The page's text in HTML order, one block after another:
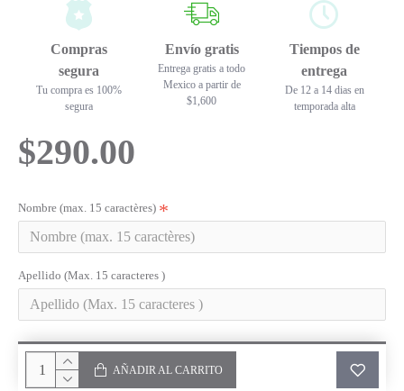
Compras
segura
Tu compra es 100%
segura
Envío gratis
Entrega gratis a todo
Mexico a partir de
$1,600
Tiempos de
entrega
De 12 a 14 dias en
temporada alta
$290.00
Nombre (max. 15 caractères)
Apellido (Max. 15 caracteres )
AÑADIR AL CARRITO